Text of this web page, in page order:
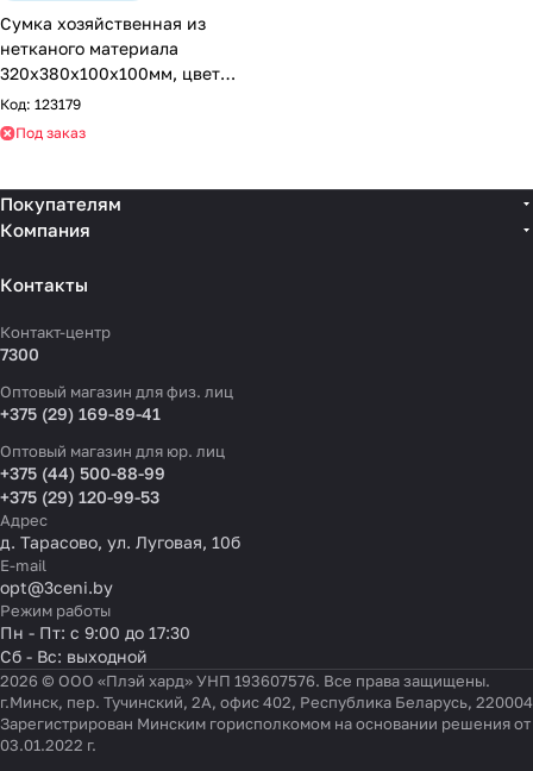
Сумка хозяйственная из
нетканого материала
320х380х100х100мм, цвет
бежевый с печатью
Код: 123179
Под заказ
Покупателям
Компания
Контакты
Контакт-центр
7300
Оптовый магазин для физ. лиц
+375 (29) 169-89-41
Оптовый магазин для юр. лиц
+375 (44) 500-88-99
+375 (29) 120-99-53
Адрес
д. Тарасово, ул. Луговая, 10б
E-mail
opt@3ceni.by
Режим работы
Пн - Пт: с 9:00 до 17:30
Сб - Вс: выходной
2026 © ООО «Плэй хард» УНП 193607576. Все права защищены.
г.Минск, пер. Тучинский, 2А, офис 402, Республика Беларусь, 220004
Зарегистрирован Минским горисполкомом на основании решения от
03.01.2022 г.